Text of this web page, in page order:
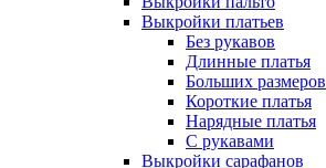
Выкройки платьев
Без рукавов
Длинные платья
Больших размеров
Короткие платья
Нарядные платья
С рукавами
Выкройки сарафанов